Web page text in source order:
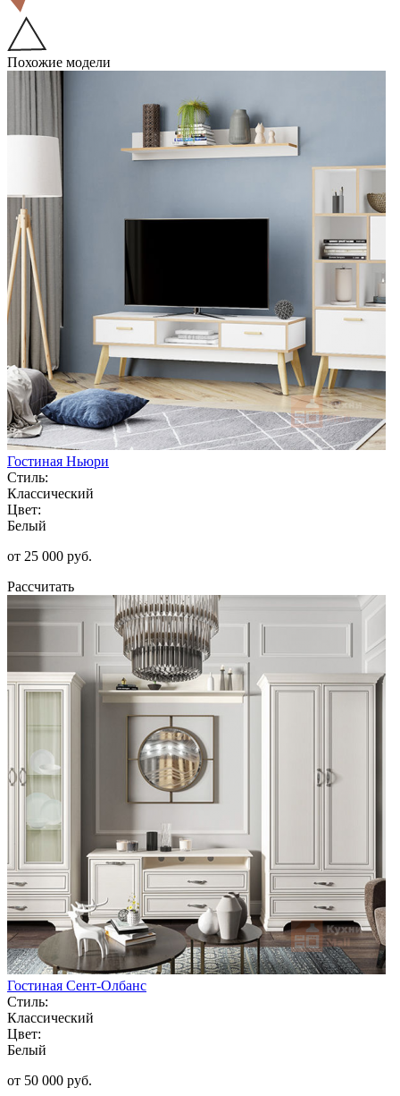
Похожие модели
Гостиная Ньюри
Стиль:
Классический
Цвет:
Белый
от 25 000 руб.
Рассчитать
Гостиная Сент-Олбанс
Стиль:
Классический
Цвет:
Белый
от 50 000 руб.